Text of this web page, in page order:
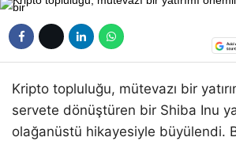
Kripto topluluğu, mütevazı bir
servete dönüştüren bir Shiba Inu
olağanüstü hikayesiyle büyülendi.